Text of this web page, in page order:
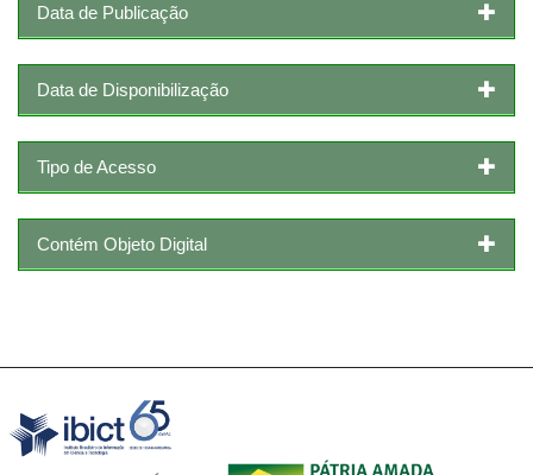
Data de Publicação
Data de Disponibilização
Tipo de Acesso
Contém Objeto Digital